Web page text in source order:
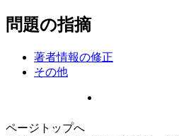
問題の指摘
著者情報の修正
その他
ページトップへ